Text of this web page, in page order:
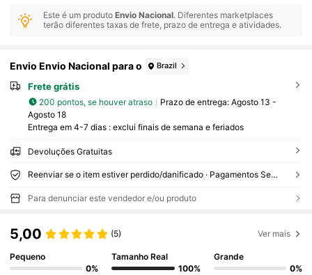
Este é um produtoEnvio Nacional. Diferentes marketplaces
terão diferentes taxas de frete, prazo de entrega e atividades.
Envio Envio Nacional para o Brazil
Frete grátis
200 pontos, se houver atraso Prazo de entrega: Agosto 13 -
Agosto 18
Entrega em 4-7 dias : exclui finais de semana e feriados
Devoluções Gratuitas
Reenviar se o item estiver perdido/danificado · Pagamentos Seguros · Proteção de privacidade
Para denunciar este vendedor e/ou produto
5,00 (5) Ver mais
Pequeno
0%
Tamanho Real
100%
Grande
0%